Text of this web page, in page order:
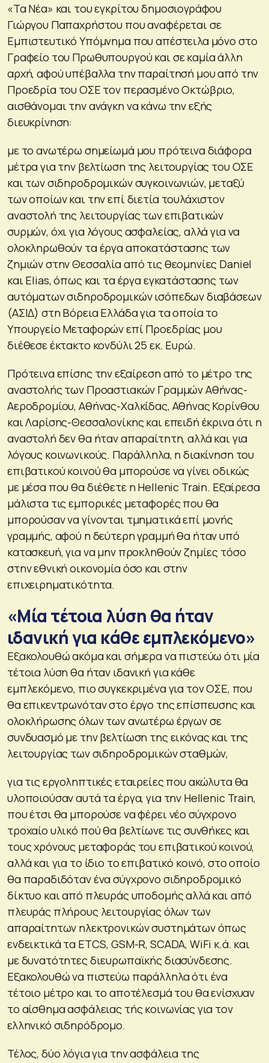
«Τα Νέα» και του εγκρίτου δημοσιογράφου
Γιώργου Παπαχρήστου που αναφέρεται σε
Εμπιστευτικό Υπόμνημα που απέστειλα μόνο στο
Γραφείο του Πρωθυπουργού και σε καμία άλλη
αρχή, αφού υπέβαλλα την παραίτησή μου από την
Προεδρία του ΟΣΕ τον περασμένο Οκτώβριο,
αισθάνομαι την ανάγκη να κάνω την εξής
διευκρίνηση:
με το ανωτέρω σημείωμά μου πρότεινα διάφορα
μέτρα για την βελτίωση της λειτουργίας του ΟΣΕ
και των σιδηροδρομικών συγκοινωνιών, μεταξύ
των οποίων και την επί διετία τουλάχιστον
αναστολή της λειτουργίας των επιβατικών
συρμών, όχι για λόγους ασφαλείας, αλλά για να
ολοκληρωθούν τα έργα αποκατάστασης των
ζημιών στην Θεσσαλία από τις θεομηνίες Daniel
και Elias, όπως και τα έργα εγκατάστασης των
αυτόματων σιδηροδρομικών ισόπεδων διαβάσεων
(ΑΣΙΔ) στη Βόρεια Ελλάδα για τα οποία το
Υπουργείο Μεταφορών επί Προεδρίας μου
διέθεσε έκτακτο κονδύλι 25 εκ. Ευρώ.
Πρότεινα επίσης την εξαίρεση από το μέτρο της
αναστολής των Προαστιακών Γραμμών Αθήνας-
Αεροδρομίου, Αθήνας-Χαλκίδας, Αθήνας Κορίνθου
και Λαρίσης-Θεσσαλονίκης και επειδή έκρινα ότι η
αναστολή δεν θα ήταν απαραίτητη, αλλά και για
λόγους κοινωνικούς. Παράλληλα, η διακίνηση του
επιβατικού κοινού θα μπορούσε να γίνει οδικώς
με μέσα που θα διέθετε η Hellenic Train. Εξαίρεσα
μάλιστα τις εμπορικές μεταφορές που θα
μπορούσαν να γίνονται τμηματικά επί μονής
γραμμής, αφού η δεύτερη γραμμή θα ήταν υπό
κατασκευή, για να μην προκληθούν ζημίες τόσο
στην εθνική οικονομία όσο και στην
επιχειρηματικότητα.
«Μία τέτοια λύση θα ήταν
ιδανική για κάθε εμπλεκόμενο»
Εξακολουθώ ακόμα και σήμερα να πιστεύω ότι μία
τέτοια λύση θα ήταν ιδανική για κάθε
εμπλεκόμενο, πιο συγκεκριμένα για τον ΟΣΕ, που
θα επικεντρωνόταν στο έργο της επίσπευσης και
ολοκλήρωσης όλων των ανωτέρω έργων σε
συνδυασμό με την βελτίωση της εικόνας και της
λειτουργίας των σιδηροδρομικών σταθμών,
για τις εργοληπτικές εταιρείες που ακώλυτα θα
υλοποιούσαν αυτά τα έργα, για την Hellenic Train,
που έτσι θα μπορούσε να φέρει νέο σύγχρονο
τροχαίο υλικό πού θα βελτίωνε τις συνθήκες και
τους χρόνους μεταφοράς του επιβατικού κοινού,
αλλά και για το ίδιο το επιβατικό κοινό, στο οποίο
θα παραδιδόταν ένα σύγχρονο σιδηροδρομικό
δίκτυο και από πλευράς υποδομής αλλά και από
πλευράς πλήρους λειτουργίας όλων των
απαραίτητων ηλεκτρονικών συστημάτων όπως
ενδεικτικά τα ETCS, GSM-R, SCADA, WiFi κ.ά. και
με δυνατότητες διευρωπαϊκής διασύνδεσης.
Εξακολουθώ να πιστεύω παράλληλα ότι ένα
τέτοιο μέτρο και το αποτέλεσμά του θα ενίσχυαν
το αίσθημα ασφάλειας τής κοινωνίας για τον
ελληνικό σιδηρόδρομο.
Τέλος, δύο λόγια για την ασφάλεια της